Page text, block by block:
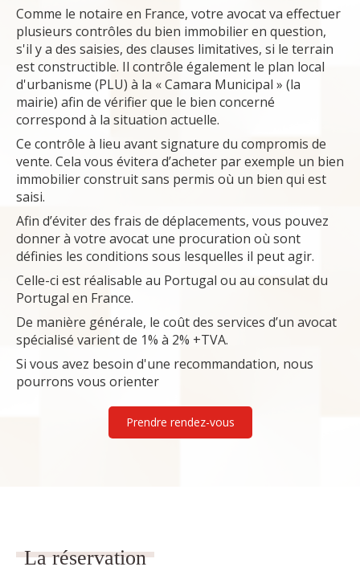
Comme le notaire en France, votre avocat va effectuer
plusieurs contrôles du bien immobilier en question,
s'il y a des saisies, des clauses limitatives, si le terrain
est constructible. Il contrôle également le plan local
d'urbanisme (PLU) à la « Camara Municipal » (la
mairie) afin de vérifier que le bien concerné
correspond à la situation actuelle.
Ce contrôle à lieu avant signature du compromis de
vente. Cela vous évitera d’acheter par exemple un bien
immobilier construit sans permis où un bien qui est
saisi.
Afin d’éviter des frais de déplacements, vous pouvez
donner à votre avocat une procuration où sont
définies les conditions sous lesquelles il peut agir.
Celle-ci est réalisable au Portugal ou au consulat du
Portugal en France.
De manière générale, le coût des services d’un avocat
spécialisé varient de 1% à 2% +TVA.
Si vous avez besoin d'une recommandation, nous
pourrons vous orienter
Prendre rendez-vous
La réservation